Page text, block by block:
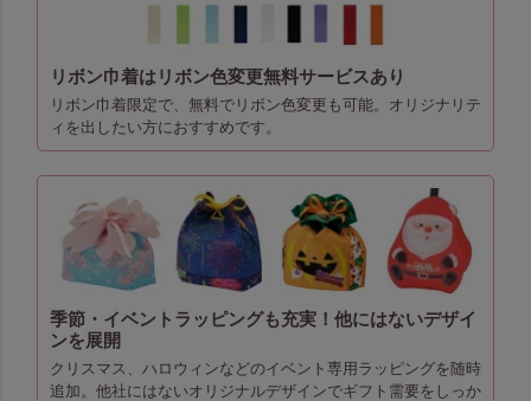
リボン巾着はリボン色変更無料サービスあり
リボン巾着限定で、無料でリボン色変更も可能。オリジナリテ
ィを出したい方におすすめです。
季節・イベントラッピングも充実！他にはないデザイ
ンを展開
クリスマス、ハロウィンなどのイベント専用ラッピングを随時
追加。他社にはないオリジナルデザインでギフト需要をしっか